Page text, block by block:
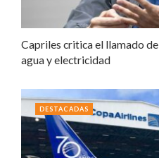
Capriles critica el llamado
agua y electricidad
DESTACADAS